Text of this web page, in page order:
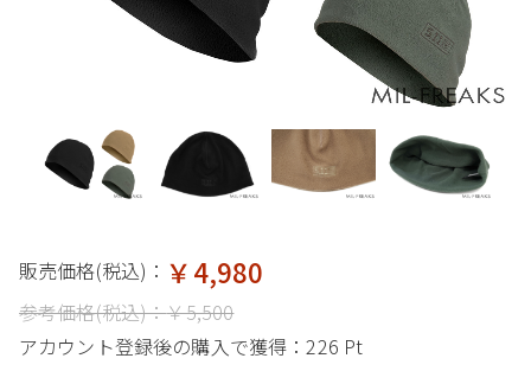
販売価格(税込)： ￥4,980
参考価格(税込)：￥5,500
アカウント登録後の購入で獲得：226 Pt